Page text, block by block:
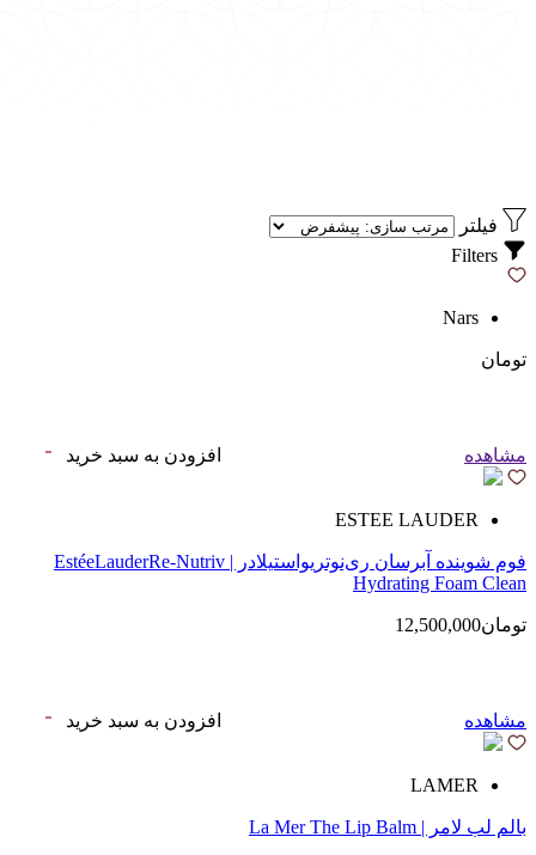
فیلتر
Nars
تومان
مشاهده افزودن به سبد خرید
ESTEE LAUDER
فوم شوینده آبرسان ری‌نوتریواستیلادر | EstéeLauderRe-Nutriv
Hydrating Foam Clean
تومان12,500,000
مشاهده افزودن به سبد خرید
LAMER
بالم لب لامر | La Mer The Lip Balm